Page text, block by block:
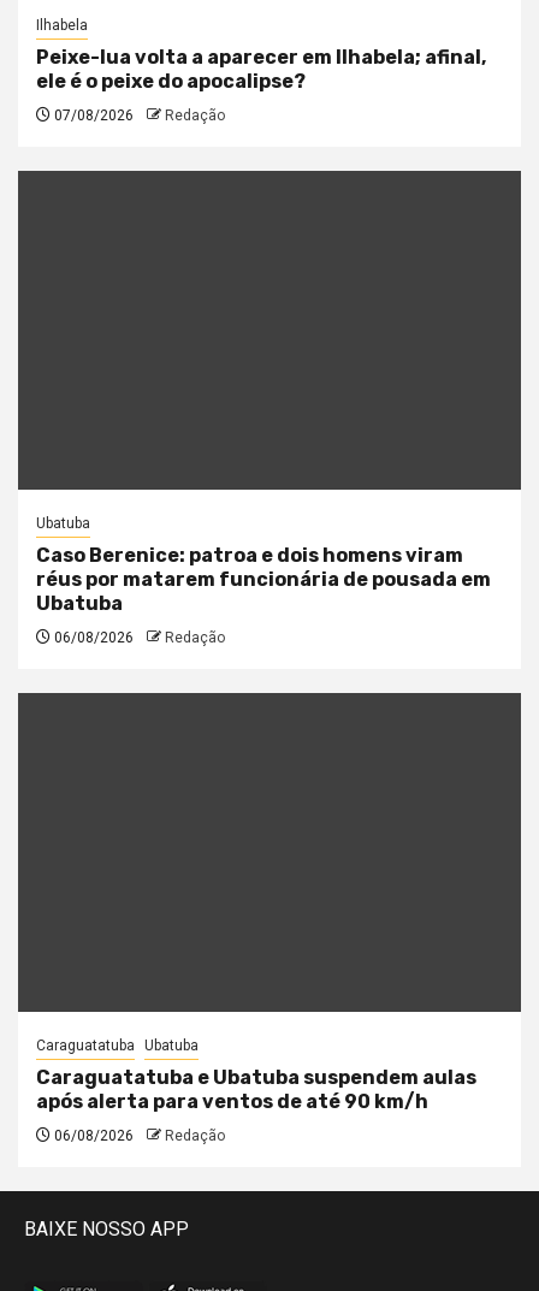
Ilhabela
Peixe-lua volta a aparecer em Ilhabela; afinal,
ele é o peixe do apocalipse?
07/08/2026 Redação
Ubatuba
Caso Berenice: patroa e dois homens viram
réus por matarem funcionária de pousada em
Ubatuba
06/08/2026 Redação
Caraguatatuba Ubatuba
Caraguatatuba e Ubatuba suspendem aulas
após alerta para ventos de até 90 km/h
06/08/2026 Redação
BAIXE NOSSO APP